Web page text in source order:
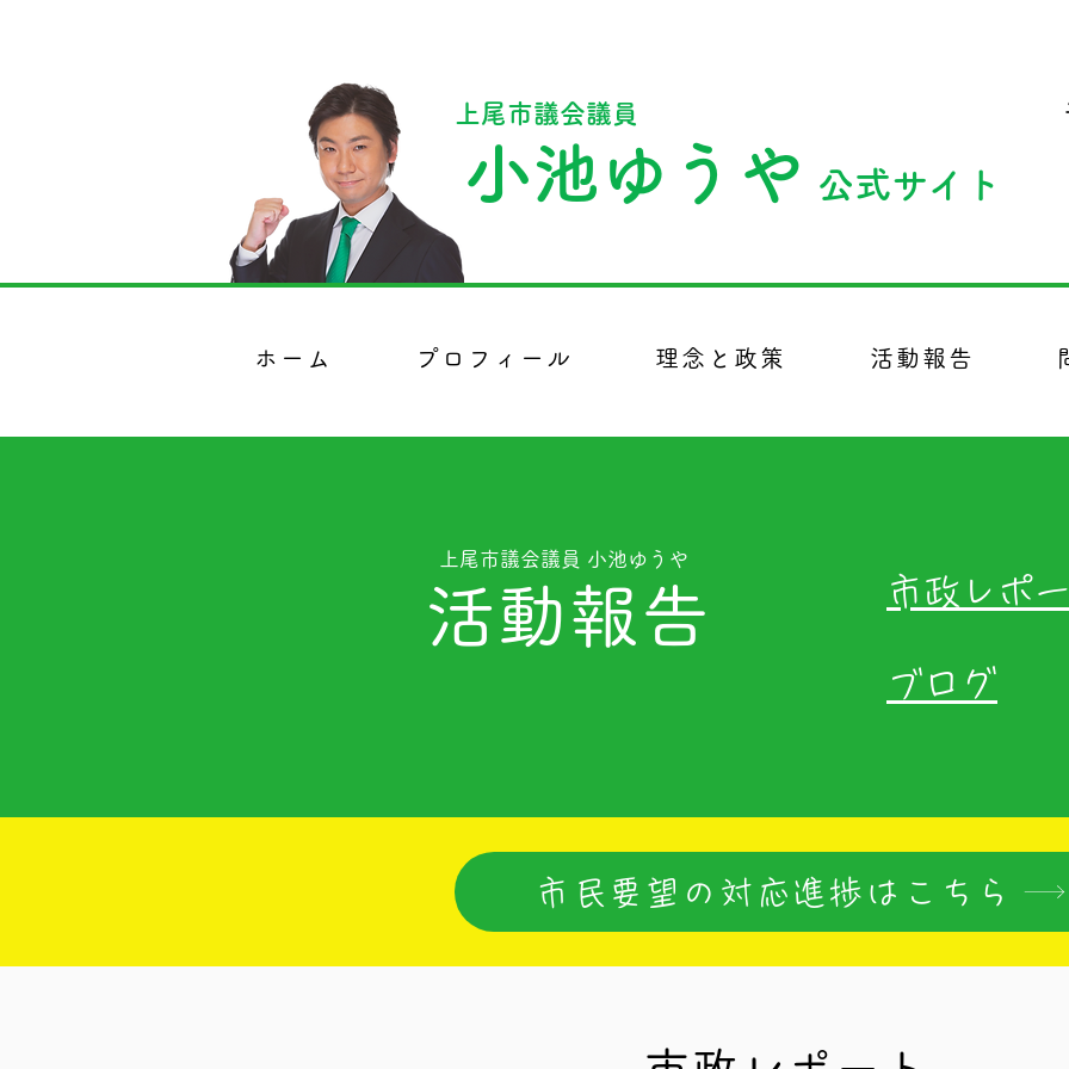
小池ゆうや 公式サイト
上尾市議会議員
ホーム プロフィール 理念と政策 活動報告
活動報告
​上尾市議会議員 小池ゆうや
市政レポ
​ブログ
市民要望の対応進捗はこちら